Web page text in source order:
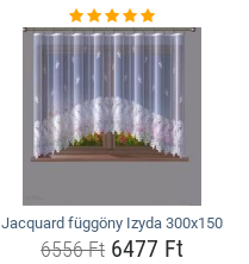
Jacquard függöny Izyda 300x150
6556 Ft 6477 Ft